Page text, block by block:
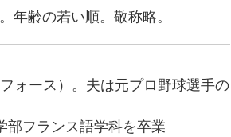
年齢の若い順。敬称略。
ォース）。夫は元プロ野球選手の
部フランス語学科を卒業